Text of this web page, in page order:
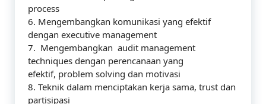
process
6. Mengembangkan komunikasi yang efektif
dengan executive management
7. Mengembangkan audit management
techniques dengan perencanaan yang
efektif, problem solving dan motivasi
8. Teknik dalam menciptakan kerja sama, trust dan
partisipasi